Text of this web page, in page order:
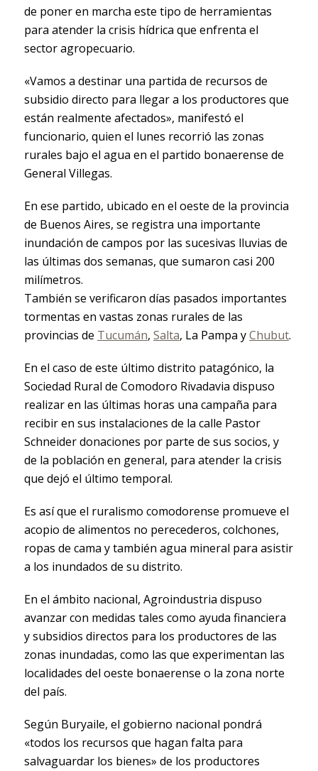
de poner en marcha este tipo de herramientas
para atender la crisis hídrica que enfrenta el
sector agropecuario.
«Vamos a destinar una partida de recursos de
subsidio directo para llegar a los productores que
están realmente afectados», manifestó el
funcionario, quien el lunes recorrió las zonas
rurales bajo el agua en el partido bonaerense de
General Villegas.
En ese partido, ubicado en el oeste de la provincia
de Buenos Aires, se registra una importante
inundación de campos por las sucesivas lluvias de
las últimas dos semanas, que sumaron casi 200
milímetros.
También se verificaron días pasados importantes
tormentas en vastas zonas rurales de las
provincias de Tucumán, Salta, La Pampa yChubut.
En el caso de este último distrito patagónico, la
Sociedad Rural de Comodoro Rivadavia dispuso
realizar en las últimas horas una campaña para
recibir en sus instalaciones de la calle Pastor
Schneider donaciones por parte de sus socios, y
de la población en general, para atender la crisis
que dejó el último temporal.
Es así que el ruralismo comodorense promueve el
acopio de alimentos no perecederos, colchones,
ropas de cama y también agua mineral para asistir
a los inundados de su distrito.
En el ámbito nacional, Agroindustria dispuso
avanzar con medidas tales como ayuda financiera
y subsidios directos para los productores de las
zonas inundadas, como las que experimentan las
localidades del oeste bonaerense o la zona norte
del país.
Según Buryaile, el gobierno nacional pondrá
«todos los recursos que hagan falta para
salvaguardar los bienes» de los productores